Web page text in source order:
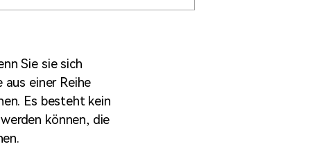
Sie sie sich
aus einer Reihe
Es besteht kein
können, die